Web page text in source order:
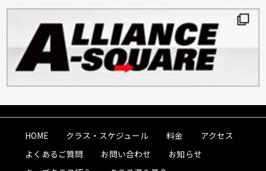
HOME クラス・スケジュール 料金
アクセス
よくあるご質問
お問い合わせ
お知らせ